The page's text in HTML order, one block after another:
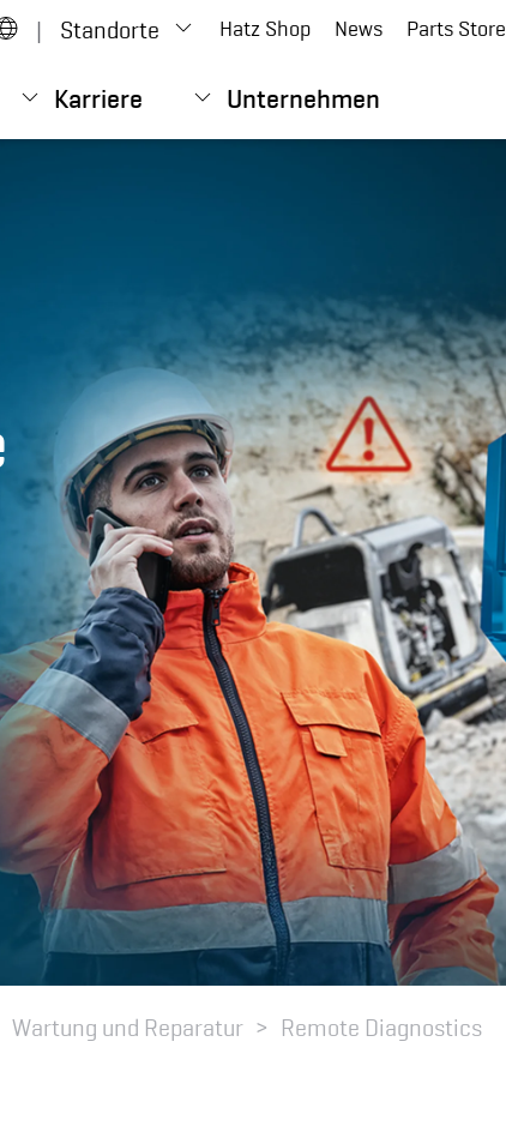
| Standorte Hatz Shop News Parts Store
Karriere Unternehmen
Wartung und Reparatur Remote Diagnostics